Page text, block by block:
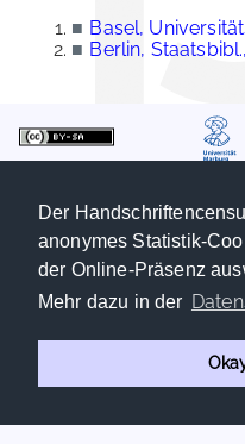
Der
anonymes Statistik-
der Online-Präsenz
Mehr dazu in der
■ Basel,
■ Berlin,